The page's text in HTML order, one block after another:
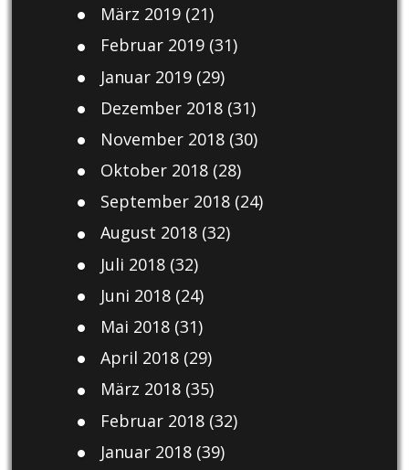
März 2019(21)
Februar 2019(31)
Januar 2019(29)
Dezember 2018(31)
November 2018(30)
Oktober 2018(28)
September 2018(24)
August 2018(32)
Juli 2018(32)
Juni 2018(24)
Mai 2018(31)
April 2018(29)
März 2018(35)
Februar 2018(32)
Januar 2018(39)